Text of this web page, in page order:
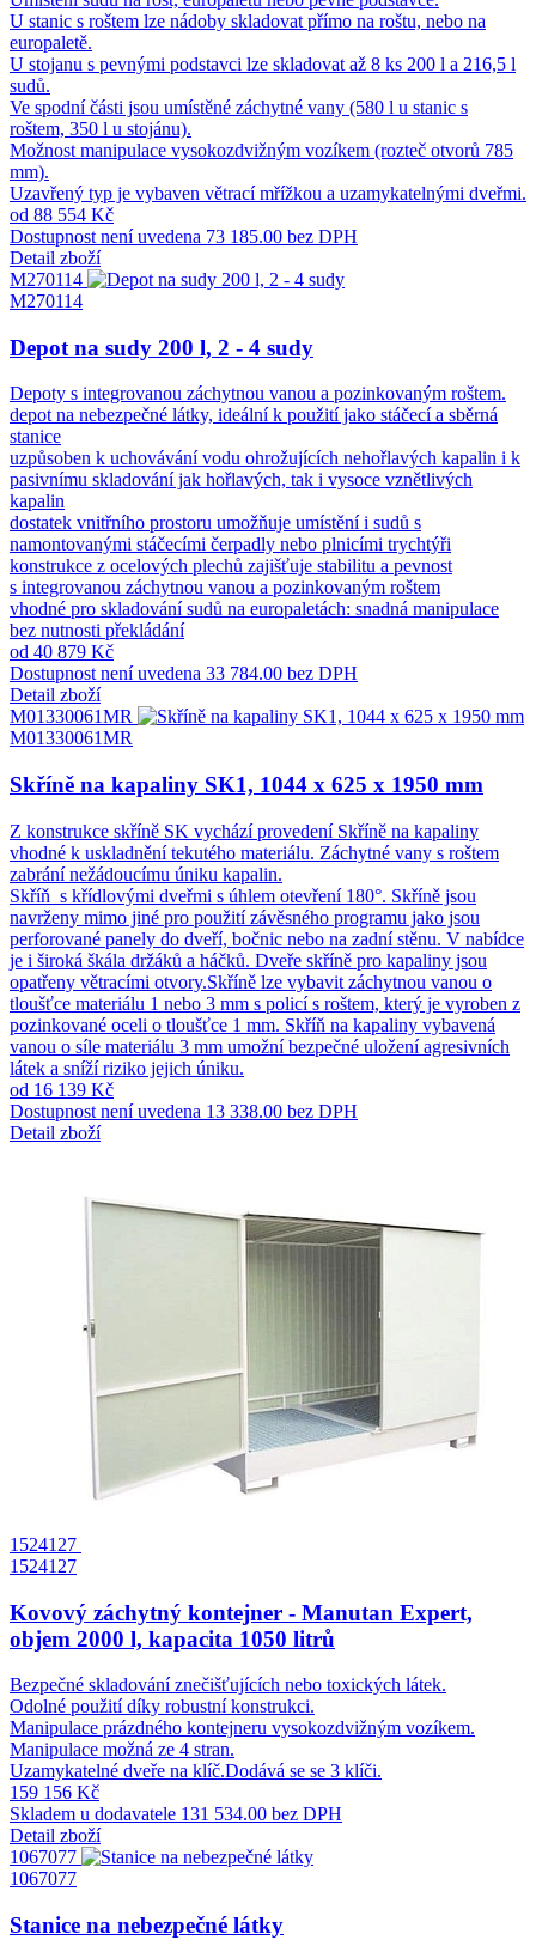
U stanic s roštem lze nádoby skladovat přímo na roštu, nebo na
europaletě.
U stojanu s pevnými podstavci lze skladovat až 8 ks 200 l a 216,5 l
sudů.
Ve spodní části jsou umístěné záchytné vany (580 l u stanic s
roštem, 350 l u stojánu).
Možnost manipulace vysokozdvižným vozíkem (rozteč otvorů 785
mm).
Uzavřený typ je vybaven větrací mřížkou a uzamykatelnými dveřmi.
od 88 554 Kč
Dostupnost není uvedena 73 185.00 bez DPH
Detail zboží
M270114
M270114
Depot na sudy 200 l, 2 - 4 sudy
Depoty s integrovanou záchytnou vanou a pozinkovaným roštem.
depot na nebezpečné látky, ideální k použití jako stáčecí a sběrná
stanice
uzpůsoben k uchovávání vodu ohrožujících nehořlavých kapalin i k
pasivnímu skladování jak hořlavých, tak i vysoce vznětlivých
kapalin
dostatek vnitřního prostoru umožňuje umístění i sudů s
namontovanými stáčecími čerpadly nebo plnicími trychtýři
konstrukce z ocelových plechů zajišťuje stabilitu a pevnost
s integrovanou záchytnou vanou a pozinkovaným roštem
vhodné pro skladování sudů na europaletách: snadná manipulace
bez nutnosti překládání
od 40 879 Kč
Dostupnost není uvedena 33 784.00 bez DPH
Detail zboží
M01330061MR
M01330061MR
Skříně na kapaliny SK1, 1044 x 625 x 1950 mm
Z konstrukce skříně SK vychází provedení Skříně na kapaliny
vhodné k uskladnění tekutého materiálu. Záchytné vany s roštem
zabrání nežádoucímu úniku kapalin.
Skříň s křídlovými dveřmi s úhlem otevření 180°. Skříně jsou
navrženy mimo jiné pro použití závěsného programu jako jsou
perforované panely do dveří, bočnic nebo na zadní stěnu. V nabídce
je i široká škála držáků a háčků. Dveře skříně pro kapaliny jsou
opatřeny větracími otvory.Skříně lze vybavit záchytnou vanou o
tloušťce materiálu 1 nebo 3 mm s policí s roštem, který je vyroben z
pozinkované oceli o tloušťce 1 mm. Skříň na kapaliny vybavená
vanou o síle materiálu 3 mm umožní bezpečné uložení agresivních
látek a sníží riziko jejich úniku.
od 16 139 Kč
Dostupnost není uvedena 13 338.00 bez DPH
Detail zboží
1524127
1524127
Kovový záchytný kontejner - Manutan Expert,
objem 2000 l, kapacita 1050 litrů
Bezpečné skladování znečišťujících nebo toxických látek.
Odolné použití díky robustní konstrukci.
Manipulace prázdného kontejneru vysokozdvižným vozíkem.
Manipulace možná ze 4 stran.
Uzamykatelné dveře na klíč.Dodává se se 3 klíči.
159 156 Kč
Skladem u dodavatele 131 534.00 bez DPH
Detail zboží
1067077
1067077
Stanice na nebezpečné látky